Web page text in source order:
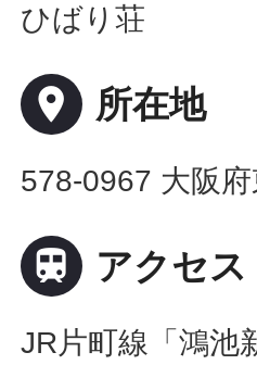
ひばり荘
place 所在地
578-0967 大阪
 アクセス
JR片町線「鴻池